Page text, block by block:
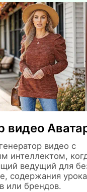
видео
видео с
интеллектом,
ведущий для
содержания
или брендов.